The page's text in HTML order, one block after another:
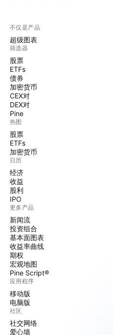
不仅是产品
超级图表
筛选器
股票
ETFs
债券
加密货币
CEX对
DEX对
Pine
热图
股票
ETFs
加密货币
日历
经济
收益
股利
IPO
更多产品
新闻流
投资组合
基本面图表
收益率曲线
期权
宏观地图
Pine Script®
应用程序
移动版
电脑版
社区
社交网络
爱心墙